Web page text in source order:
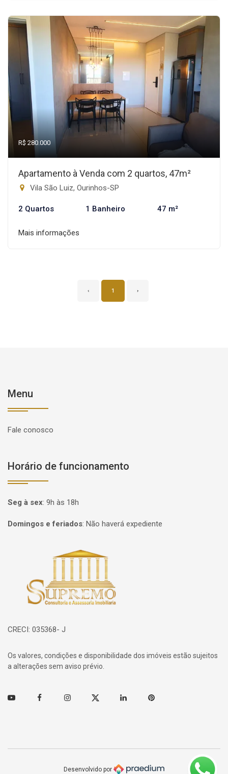
R$ 280.000
Apartamento à Venda com 2 quartos, 47m²
Vila São Luiz, Ourinhos-SP
2 Quartos 1 Banheiro 47 m²
Mais informações
‹ 1 ›
Menu
Fale conosco
Horário de funcionamento
Seg à sex: 9h às 18h
Domingos e feriados: Não haverá expediente
Página inicial
CRECI: 035368- J
Os valores, condições e disponibilidade dos imóveis estão sujeitos
a alterações sem aviso prévio.
Youtube FacebookInstagramTwitter Linkedin Pinterest
Desenvolvido por